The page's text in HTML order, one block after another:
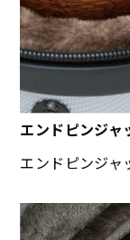
エンドピンジャ
エンドピンジャ